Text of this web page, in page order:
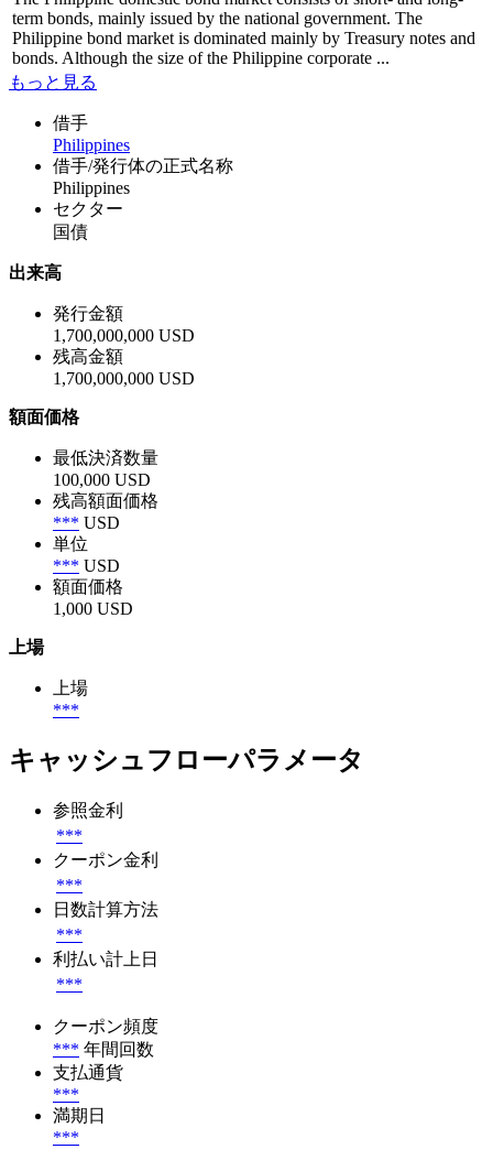
term bonds, mainly issued by the national government. The
Philippine bond market is dominated mainly by Treasury notes and
bonds. Although the size of the Philippine corporate ...
もっと見る
借手
Philippines
借手/発行体の正式名称
Philippines
セクター
国債
出来高
発行金額
1,700,000,000 USD
残高金額
1,700,000,000 USD
額面価格
最低決済数量
100,000 USD
残高額面価格
*** USD
単位
*** USD
額面価格
1,000 USD
上場
上場
***
キャッシュフローパラメータ
参照金利
***
クーポン金利
***
日数計算方法
***
利払い計上日
***
クーポン頻度
*** 年間回数
支払通貨
***
満期日
***